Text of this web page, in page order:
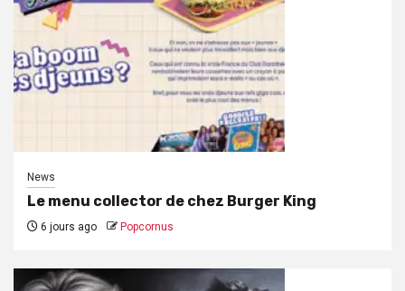
News
Le menu collector de chez Burger King
6 jours ago Popcornus